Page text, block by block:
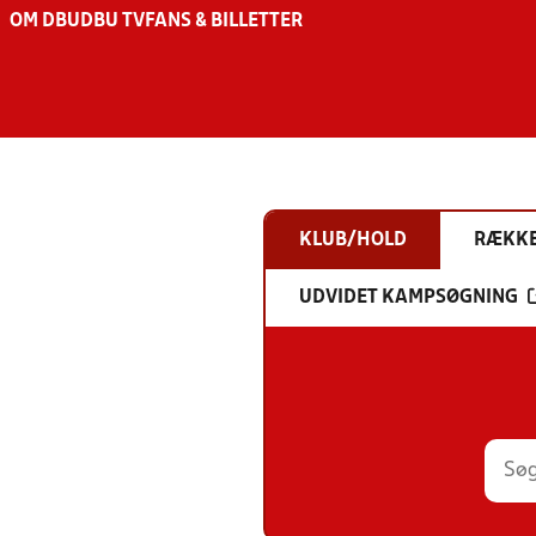
OM DBU DBU TV FANS & BILLETTER
KLUB/HOLD
UDVIDET KAMPSØGNING